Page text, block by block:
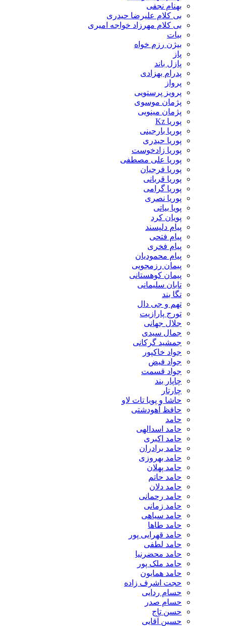
بهنام نجفی
بی کلام علیرضا حیدری
بی کلام مهرزاد خواجه امیری
بیات
بیژن رزم خواه
پاز
پازل باند
پدرام بهزادی
پرواز
پرویز پرستویی
پژمان موسوی
پژمان مینویی
پوریا Kz
پوریا بارجینی
پوریا حیدری
پوریا زادخوست
پوریا علی مصطفی
پوریا فرجیان
پوریا قربانی
پوریا گرامی
پوریا نصری
پویا بیاتی
پویان کرد
پیام دلپسند
پیام فتحی
پیام فخری
پیام محمودیان
پیمان رزمجویی
پیمان کوهستانی
تابان سلیمانی
تگا بند
تهم و جی دال
تورج پارازیت
جلال جهانی
جمال سیدی
جمشید گرکانی
جواد خاکپور
جواد فیض
جواد قسمت
چاپار بند
چارتار
حاشا و پویا تات لاو
حافظ آهودشتی
حامد
حامد اسدالهی
حامد اکبری
حامد برادران
حامد بهروزی
حامد پهلان
حامد حاتم
حامد دلان
حامد رحمانی
حامد زمانی
حامد سیاهی
حامد طاها
حامد قهرایی پور
حامد لطفی
حامد محضرنیا
حامد ملک پور
حامد همایون
حجت اشرف زاده
حسام ردایی
حسام صدر
حسن تاج
حسین آقایی